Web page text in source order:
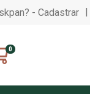
- Cadastrar |
0